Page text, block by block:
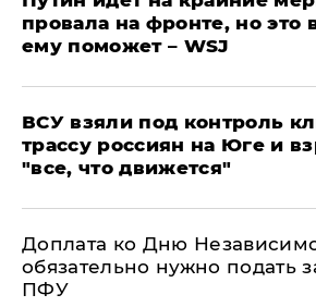
провала на фронте, но это
ему поможет – WSJ
ВСУ взяли под контроль
трассу россиян на Юге и
"все, что движется"
Доплата ко Дню
обязательно нужно подать
ПФУ